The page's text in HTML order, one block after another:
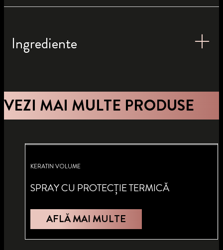
Ingrediente
VEZI MAI MULTE PRODUSE
KERATIN VOLUME
SPRAY CU PROTECȚIE TERMICĂ
AFLĂ MAI MULTE